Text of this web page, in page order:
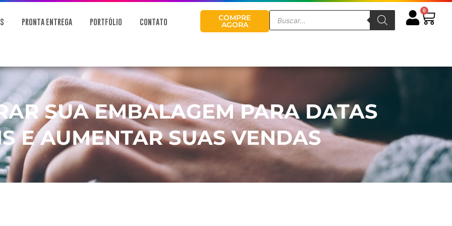
PRONTA ENTREGA PORTFÓLIO CONTATO COMPRE
AGORA
Pesquisar
produtos
0
Cart
SUA EMBALAGEM PARA DATAS
E AUMENTAR SUAS VENDAS